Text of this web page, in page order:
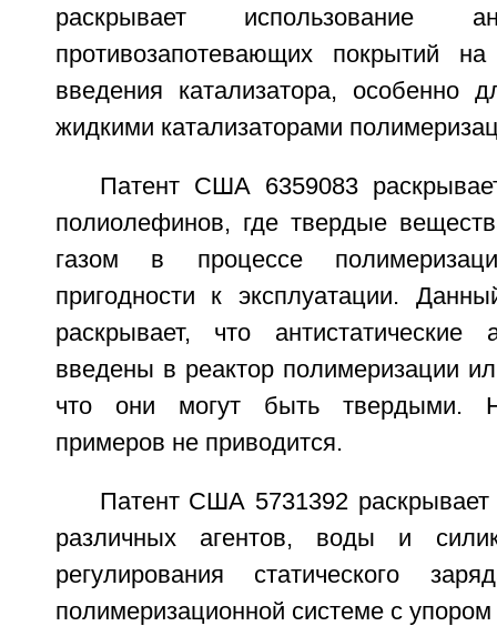
раскрывает использование
противозапотевающих покрытий
введения катализатора, особенно
жидкими катализаторами
Патент США 6359083
полиолефинов, где твердые
газом в процессе
пригодности к эксплуатации.
раскрывает, что
введены в реактор полимеризации
что они могут быть твердыми.
примеров не приводится.
Патент США 5731392 раскрывает
различных агентов, воды и
регулирования статического
полимеризационной системе с